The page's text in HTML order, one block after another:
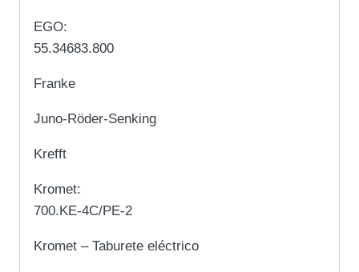
EGO:
55.34683.800
Franke
Juno-Röder-Senking
Krefft
Kromet:
700.KE-4C/PE-2
Kromet – Taburete eléctrico